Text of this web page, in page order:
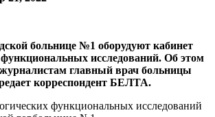
больнице №1 оборудуют кабинет
функциональных исследований. Об этом
главный врач больницы
корреспондент БЕЛТА.